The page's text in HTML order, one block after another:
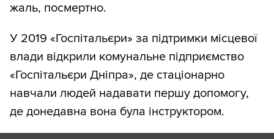
жаль, посмертно.
У 2019 «Госпітальєри» за підтримки місцевої
влади відкрили комунальне підприємство
«Госпітальєри Дніпра», де стаціонарно
навчали людей надавати першу допомогу,
де донедавна вона була інструктором.